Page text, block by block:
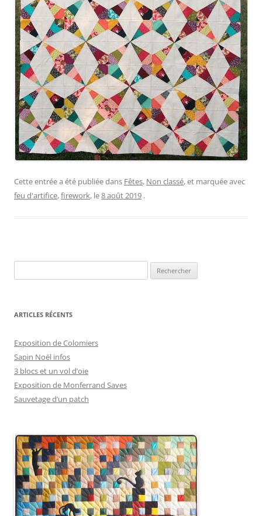
Cette entrée a été publiée dans Fêtes, Non classé, et marquée avec
feu d'artifice,firework, le8 août 2019 .
ARTICLES RÉCENTS
Exposition de Colomiers
Sapin Noël infos
3 blocs et un vol d’oie
Exposition de Monferrand Saves
Sauvetage d’un patch